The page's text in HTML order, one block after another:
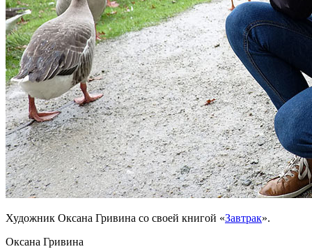
Художник Оксана Гривина со своей книгой «Завтрак».
Оксана Гривина